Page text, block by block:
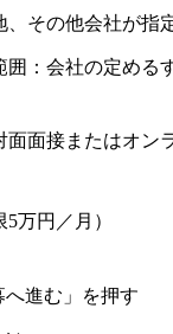
、その他会社が指
囲：会社の定める
面接またはオン
万円／月）
へ進む」を押す